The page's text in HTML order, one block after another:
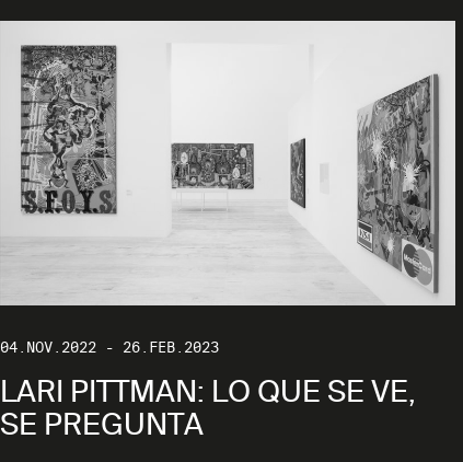
04.NOV.2022 - 26.FEB.2023
LARI PITTMAN: LO QUE SE VE,
SE PREGUNTA